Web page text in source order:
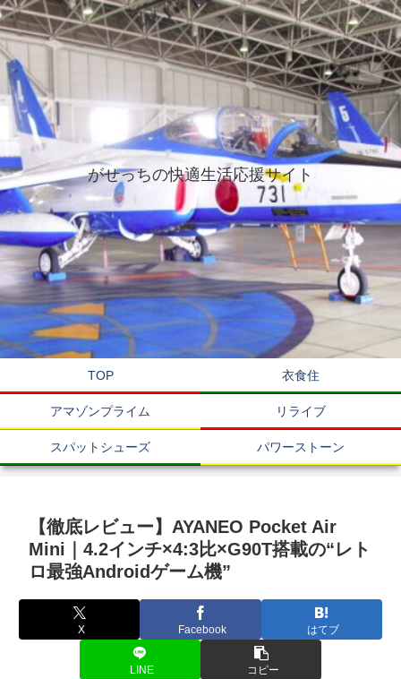
がせっちの快適生活応援サイト
TOP 衣食住
アマゾンプライム リライブ
スパットシューズ パワーストーン
【徹底レビュー】AYANEO Pocket Air
Mini｜4.2インチ×4:3比×G90T搭載の“レト
ロ最強Androidゲーム機”
X Facebook はてブ
LINE コピー